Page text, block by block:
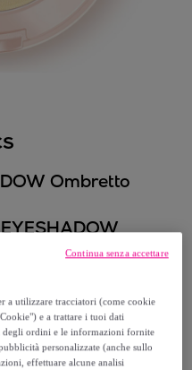
Ombretto
a utilizzare tracciatori (come cookie
e a trattare i tuoi dati
degli ordini e le informazioni fornite
personalizzate (anche sullo
effettuare alcune analisi
Continua senza accettare